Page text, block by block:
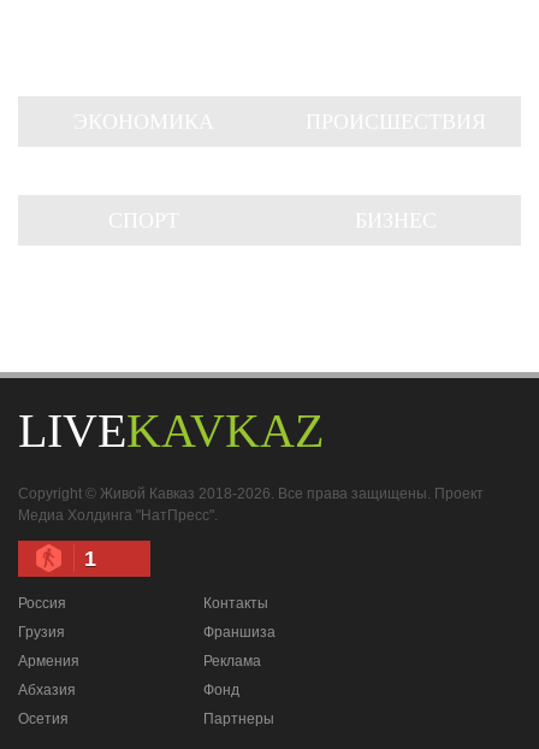
LIVEKAVKAZ
Copyright © Живой Кавказ 2018-2026. Все права защищены. Проект
Медиа Холдинга "НатПресс".
1
Россия
Грузия
Армения
Абхазия
Осетия
Контакты
Франшиза
Реклама
Фонд
Партнеры